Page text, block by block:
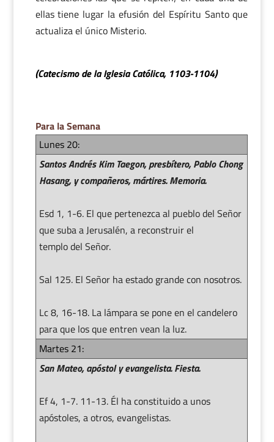
ellas tiene lugar la efusión del Espíritu Santo que
actualiza el único Misterio.
(Catecismo de la Iglesia Católica, 1103-1104)
Para la Semana
Lunes 20:
Santos Andrés Kim Taegon, presbítero, Pablo Chong
Hasang, y compañeros, mártires. Memoria.
Esd 1, 1-6. El que pertenezca al pueblo del Señor
que suba a Jerusalén, a reconstruir el
templo del Señor.
Sal 125. El Señor ha estado grande con nosotros.
Lc 8, 16-18. La lámpara se pone en el candelero
para que los que entren vean la luz.
Martes 21:
San Mateo, apóstol y evangelista. Fiesta.
Ef 4, 1-7. 11-13. Él ha constituido a unos
apóstoles, a otros, evangelistas.